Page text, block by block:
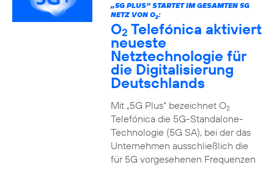
„5G PLUS“ STARTET IM GESAMTEN 5G
NETZ VON O2:
O2 Telefónica aktiviert
neueste
Netztechnologie für
die Digitalisierung
Deutschlands
Mit „5G Plus“ bezeichnet O2
Telefónica die 5G-Standalone-
Technologie (5G SA), bei der das
Unternehmen ausschließlich die
für 5G vorgesehenen Frequenzen